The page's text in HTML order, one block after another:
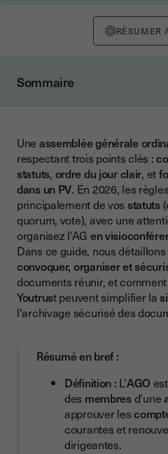
RÉSUMER
Sommaire
AGO vs AGE : quand faut-il une
L'AGO est-elle obligatoire
Quelles sont les règles à
Les statuts
Statuts et règlement intérieur
Ordre du jour
AG en visioconférence /
Convocation d'AGO : délais,
Comment envoyer la
Mentions indispensables
Comment bien préparer l'AGO
Une assemblée générale
respectant trois points clés :
statuts, ordre du jour clair, et
dans un PV. En 2026, les
principalement de vos statuts
quorum, vote), avec une
organisez l'AG en
Dans ce guide, nous
convoquer, organiser et
documents réunir, et
Youtrust peuvent simplifier la
l'archivage sécurisé des
Résumé en bref :
Définition : L'AGO
des membresd'une
approuver les
courantes et
dirigeantes.